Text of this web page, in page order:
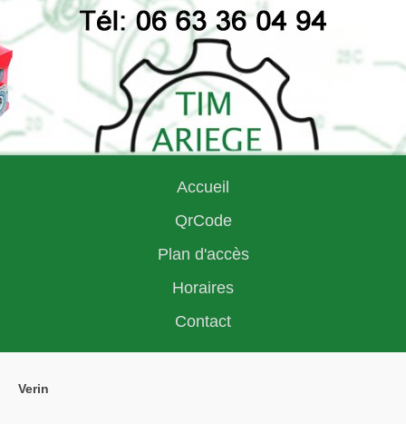
Accueil
QrCode
Plan d'accès
Horaires
Contact
verin